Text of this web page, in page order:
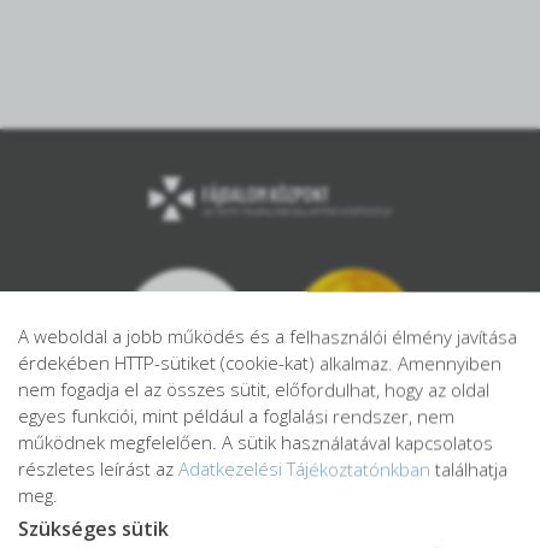
A weboldal a jobb működés és a felhasználói élmény javítása
érdekében HTTP-sütiket (cookie-kat) alkalmaz. Amennyiben
nem fogadja el az összes sütit, előfordulhat, hogy az oldal
egyes funkciói, mint például a foglalási rendszer, nem
működnek megfelelően. A sütik használatával kapcsolatos
részletes leírást az Adatkezelési Tájékoztatónkban találhatja
meg.
Szükséges sütik